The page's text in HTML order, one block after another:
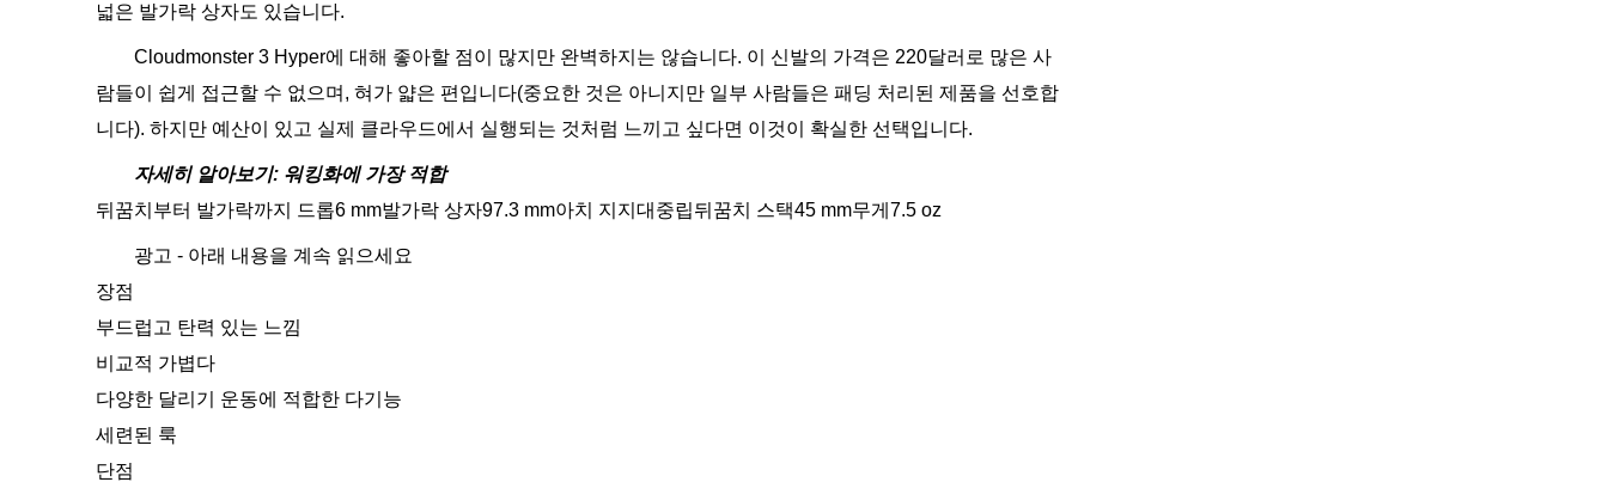
넓은 발가락 상자도 있습니다.
Cloudmonster 3 Hyper에 대해 좋아할 점이 많지만 완벽하지는 않습니다. 이 신발의 가격은 220달러로 많은 사
람들이 쉽게 접근할 수 없으며, 혀가 얇은 편입니다(중요한 것은 아니지만 일부 사람들은 패딩 처리된 제품을 선호합
니다). 하지만 예산이 있고 실제 클라우드에서 실행되는 것처럼 느끼고 싶다면 이것이 확실한 선택입니다.
자세히 알아보기: 워킹화에 가장 적합
뒤꿈치부터 발가락까지 드롭6 mm발가락 상자97.3 mm아치 지지대중립뒤꿈치 스택45 mm무게7.5 oz
광고 - 아래 내용을 계속 읽으세요
장점
부드럽고 탄력 있는 느낌
비교적 가볍다
다양한 달리기 운동에 적합한 다기능
세련된 룩
단점